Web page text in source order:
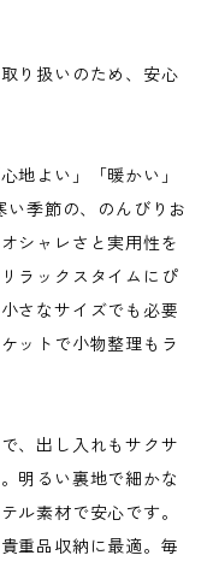
り扱いのため、安心
地よい」「暖かい」
い季節の、のんびりお
シャレさと実用性を
ラックスタイムにぴ
さなサイズでも必要
ットで小物整理もラ
、出し入れもサクサ
明るい裏地で細かな
ル素材で安心です。
重品収納に最適。毎